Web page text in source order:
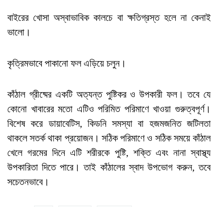
বাইরের খোসা অস্বাভাবিক কালচে বা ক্ষতিগ্রস্ত হলে না কেনাই
ভালো।
কৃত্রিমভাবে পাকানো ফল এড়িয়ে চলুন।
কাঁঠাল গ্রীষ্মের একটি অত্যন্ত পুষ্টিকর ও উপকারী ফল। তবে যে
কোনো খাবারের মতো এটিও পরিমিত পরিমাণে খাওয়া গুরুত্বপূর্ণ।
বিশেষ করে ডায়াবেটিস, কিডনি সমস্যা বা হজমজনিত জটিলতা
থাকলে সতর্ক থাকা প্রয়োজন। সঠিক পরিমাণে ও সঠিক সময়ে কাঁঠাল
খেলে গরমের দিনে এটি শরীরকে পুষ্টি, শক্তি এবং নানা স্বাস্থ্য
উপকারিতা দিতে পারে। তাই কাঁঠালের স্বাদ উপভোগ করুন, তবে
সচেতনভাবে।